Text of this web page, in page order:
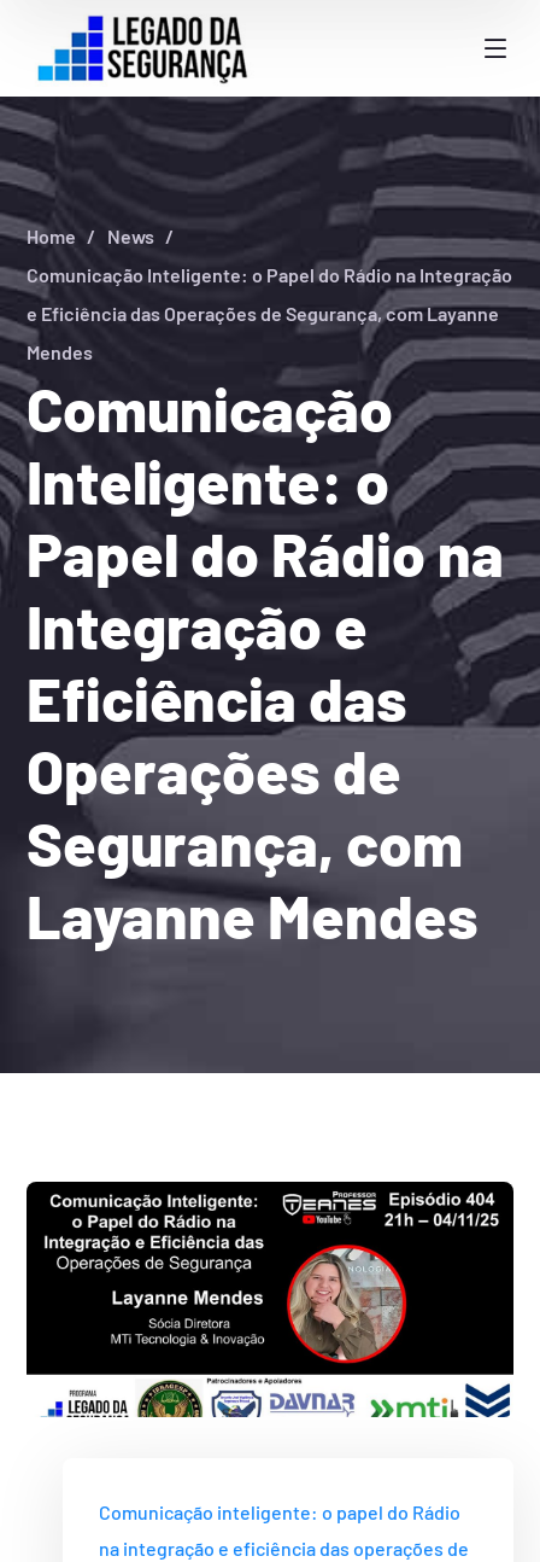
Comunicação
Inteligente: o
Papel do Rádio na
Integração e
Eficiência das
Operações de
Segurança, com
Layanne Mendes
Home
News
Comunicação Inteligente: o Papel do Rádio na Integração
e Eficiência das Operações de Segurança, com Layanne
Mendes
Comunicação inteligente: o papel do Rádio
na integração e eficiência das operações de